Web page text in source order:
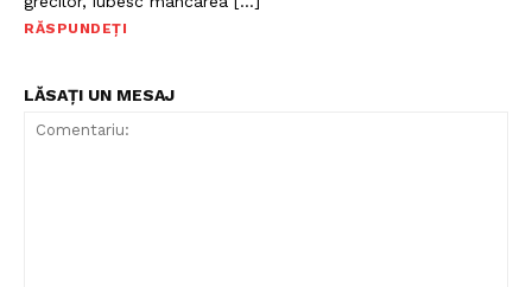
RĂSPUNDEȚI
LĂSAȚI UN MESAJ